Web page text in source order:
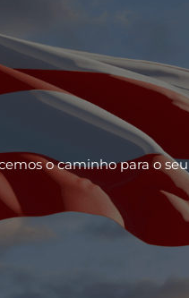
o caminho para o seu